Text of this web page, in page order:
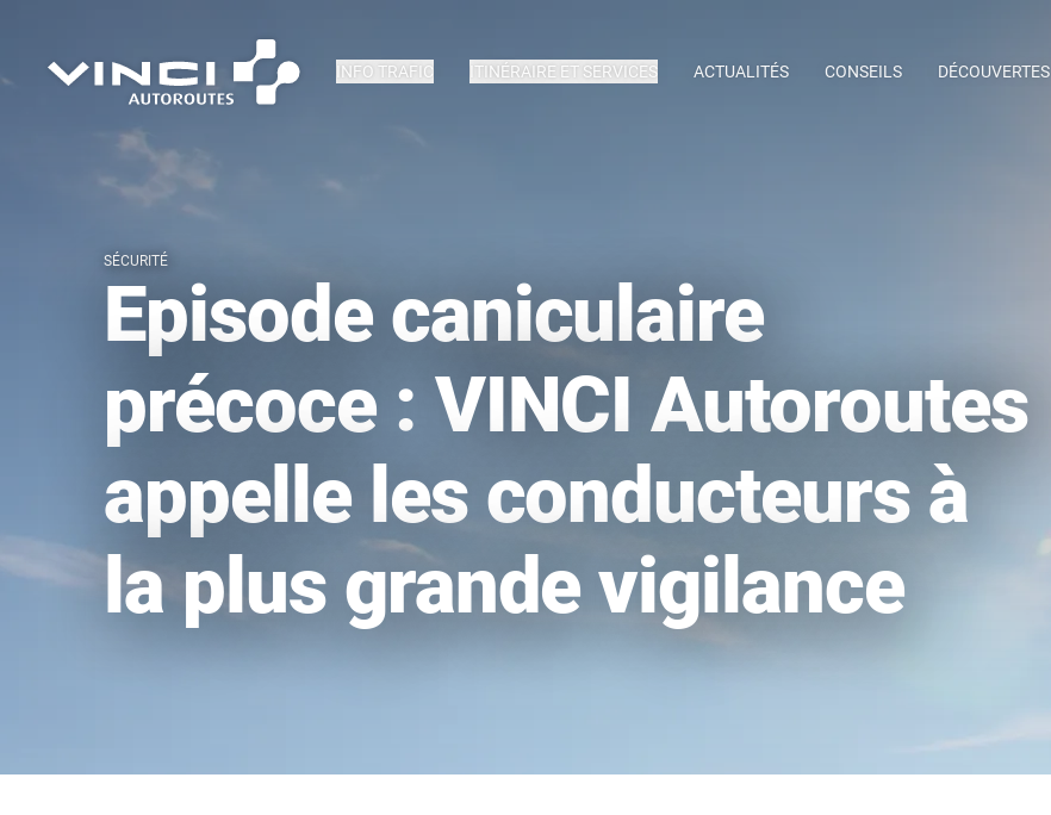
INFO TRAFIC ITINÉRAIRE ET SERVICES ACTUALITÉS CONSEILS DÉCOUVERTES
SÉCURITÉ
Episode caniculaire
précoce : VINCI Autoroutes
appelle les conducteurs à
la plus grande vigilance